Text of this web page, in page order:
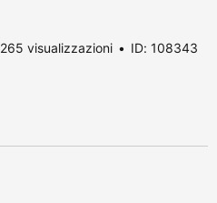
265 visualizzazioni ID: 108343